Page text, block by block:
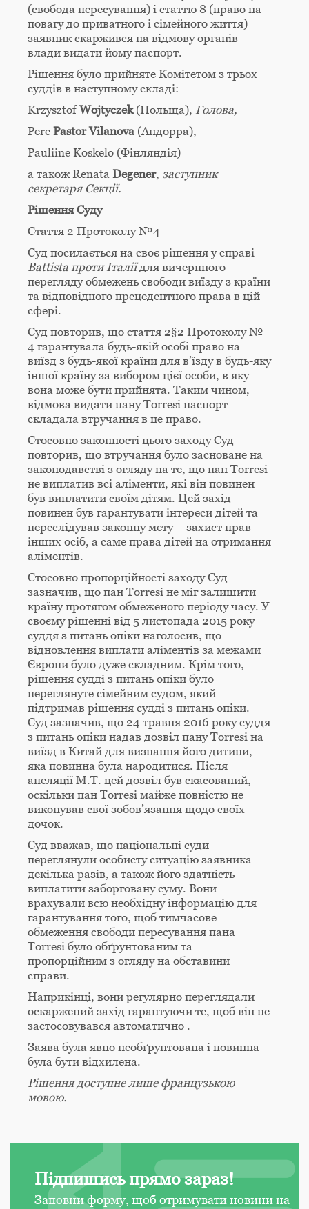
(свобода пересування) і статтю 8 (право на
повагу до приватного і сімейного життя)
заявник скаржився на відмову органів
влади видати йому паспорт.
Рішення було прийняте Комітетом з трьох
суддів в наступному складі:
KrzysztofWojtyczek (Польща), Голова,
Pere Pastor Vilanova (Aндорра),
Pauliine Koskelo (Фінляндія)
а також Renata Degener, заступник
секретаря Секції.
Рішення Суду
Стаття 2 Протоколу №4
Суд посилається на своє рішення у справі
Battista проти Італіїдля вичерпного
перегляду обмежень свободи виїзду з країни
та відповідного прецедентного права в цій
сфері.
Суд повторив, що стаття 2§2 Протоколу №
4 гарантувала будь-якій особі право на
виїзд з будь-якої країни для в’їзду в будь-яку
іншої країну за вибором цієї особи, в яку
вона може бути прийнята. Таким чином,
відмова видати пану Torresi паспорт
складала втручання в це право.
Стосовно законності цього заходу Суд
повторив, що втручання було засноване на
законодавстві з огляду на те, що пан Torresi
не виплатив всі аліменти, які він повинен
був виплатити своїм дітям. Цей захід
повинен був гарантувати інтереси дітей та
переслідував законну мету – захист прав
інших осіб, а саме права дітей на отримання
аліментів.
Стосовно пропорційності заходу Суд
зазначив, що пан Torresi не міг залишити
країну протягом обмеженого періоду часу. У
своєму рішенні від 5 листопада 2015 року
суддя з питань опіки наголосив, що
відновлення виплати аліментів за межами
Європи було дуже складним. Крім того,
рішення судді з питань опіки було
переглянуте сімейним судом, який
підтримав рішення судді з питань опіки.
Суд зазначив, що 24 травня 2016 року суддя
з питань опіки надав дозвіл пану Torresi на
виїзд в Китай для визнання його дитини,
яка повинна була народитися. Після
апеляції M.T. цей дозвіл був скасований,
оскільки пан Torresi майже повністю не
виконував свої зобов’язання щодо своїх
дочок.
Суд вважав, що національні суди
переглянули особисту ситуацію заявника
декілька разів, а також його здатність
виплатити заборговану суму. Вони
врахували всю необхідну інформацію для
гарантування того, щоб тимчасове
обмеження свободи пересування пана
Torresi було обґрунтованим та
пропорційним з огляду на обставини
справи.
Наприкінці, вони регулярно переглядали
оскаржений захід гарантуючи те, щоб він не
застосовувався автоматично .
Заява була явно необґрунтована і повинна
була бути відхилена.
Рішення доступне лише французькою
мовою.
Підпишись прямо зараз!
Заповни форму, щоб отримувати новини на